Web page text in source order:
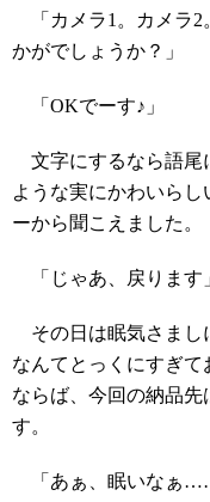
「カメラ1。カメラ2
かがでしょうか？」
「OKでーす♪」
文字にするなら語尾
ような実にかわいら
ーから聞こえました。
「じゃあ、戻ります
その日は眠気さまし
なんてとっくにすぎ
ならば、今回の納品
す。
「あぁ、眠いなぁ